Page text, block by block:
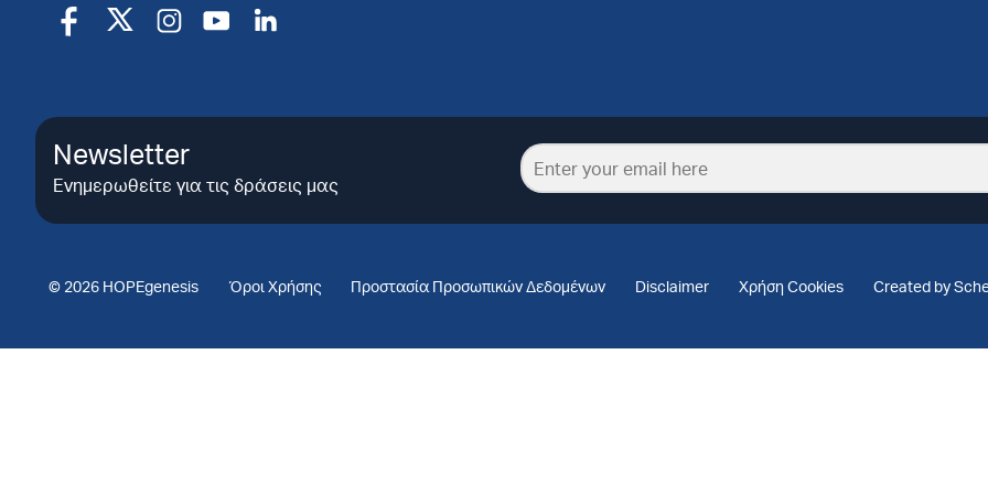
Newsletter
Ενημερωθείτε για τις δράσεις μας
© 2026 HOPEgenesis Όροι Χρήσης Προστασία Προσωπικών Δεδομένων Disclaimer Χρήση Cookies Created by